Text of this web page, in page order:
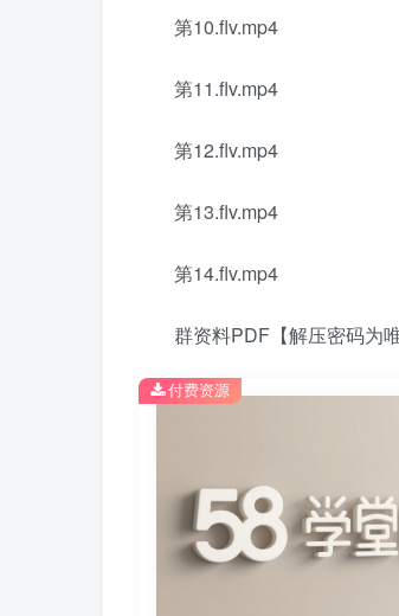
第10.flv.mp4
第11.flv.mp4
第12.flv.mp4
第13.flv.mp4
第14.flv.mp4
群资料PDF【解压密码为
付费资源